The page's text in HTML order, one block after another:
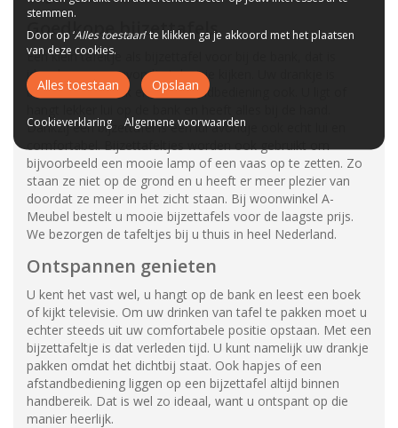
Goedkope bijzettafels
Een klein tafeltje als bijzettafel voor bij de bank, dat is
ideaal voor een avondje televisie kijken. Uw drankje is
binnen handbereik en de afstandbediening ook. U ligt of
Dankzij een bijzettafel is een lui avondje ook echt lui en
comfortabel. Bijzettafeltjes worden ook gebruikt om
bijvoorbeeld een mooie lamp of een vaas op te zetten. Zo
staan ze niet op de grond en u heeft er meer plezier van
doordat ze meer in het zicht staan. Bij woonwinkel A-
Meubel bestelt u mooie bijzettafels voor de laagste prijs.
We bezorgen de tafeltjes bij u thuis in heel Nederland.
Ontspannen genieten
U kent het vast wel, u hangt op de bank en leest een boek
of kijkt televisie. Om uw drinken van tafel te pakken moet u
echter steeds uit uw comfortabele positie opstaan. Met een
bijzettafeltje is dat verleden tijd. U kunt namelijk uw drankje
pakken omdat het dichtbij staat. Ook hapjes of een
afstandbediening liggen op een bijzettafel altijd binnen
handbereik. Dat is wel zo ideaal, want u ontspant op die
manier heerlijk.
stemmen.
Door op ‘Alles toestaan’ te klikken ga je akkoord met het plaatsen
van deze cookies.
Alles toestaan Opslaan
Cookieverklaring Algemene voorwaarden